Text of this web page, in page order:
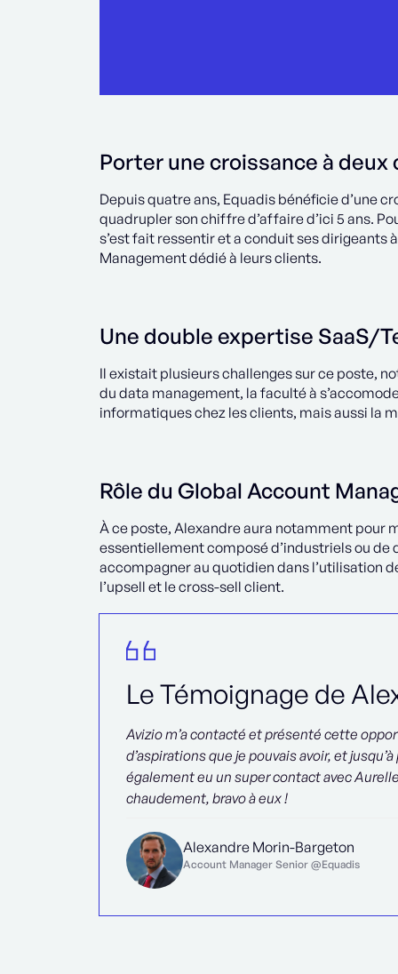
Porter une croissance à
Depuis quatre ans, Equadis bénéficie d’une
quadrupler son chiffre d’affaire d’ici 5 ans.
s’est fait ressentir et a conduit ses dirigeants
Management dédié à leurs clients.
Une double expertise SaaS/
Il existait plusieurs challenges sur ce poste,
du data management, la faculté à
informatiques chez les clients, mais aussi la
Rôle du Global Account
À ce poste, Alexandre aura notamment pour
essentiellement composé d’industriels ou
accompagner au quotidien dans l’utilisation
l’upsell et le cross-sell client.
Le Témoignage de
Avizio m’a contacté et présenté cette
d’aspirations que je pouvais avoir, et
également eu un super contact avec
chaudement, bravo à eux !
Alexandre Morin-Bargeton
Account Manager Senior @Equadis